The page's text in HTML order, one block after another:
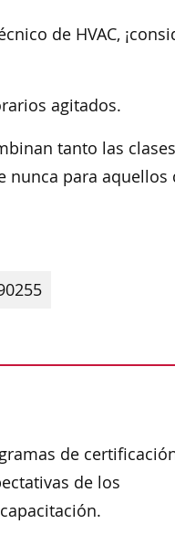
de HVAC,
agitados.
tanto las
para aquellos
de
de los